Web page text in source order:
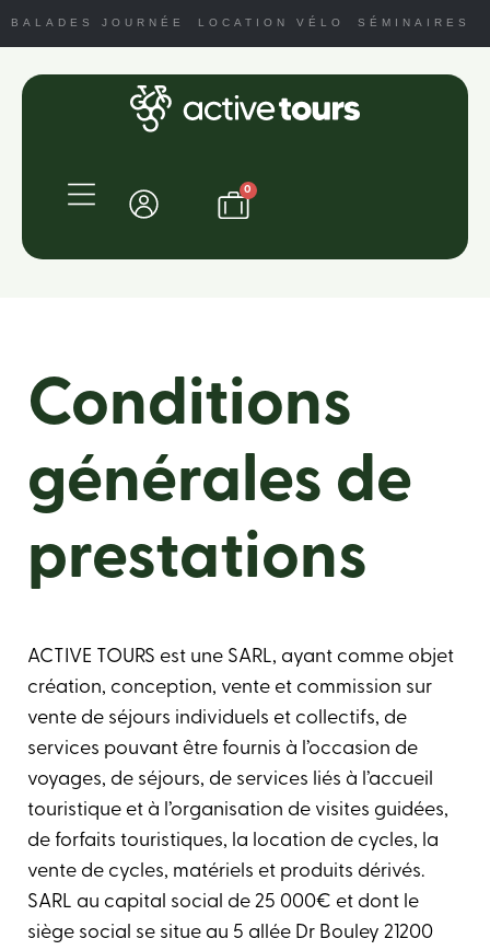
BALADES JOURNÉE LOCATION VÉLO SÉMINAIRES
0
Conditions
générales de
prestations
ACTIVE TOURS est une SARL, ayant comme objet
création, conception, vente et commission sur
vente de séjours individuels et collectifs, de
services pouvant être fournis à l’occasion de
voyages, de séjours, de services liés à l’accueil
touristique et à l’organisation de visites guidées,
de forfaits touristiques, la location de cycles, la
vente de cycles, matériels et produits dérivés.
SARL au capital social de 25 000€ et dont le
siège social se situe au 5 allée Dr Bouley 21200